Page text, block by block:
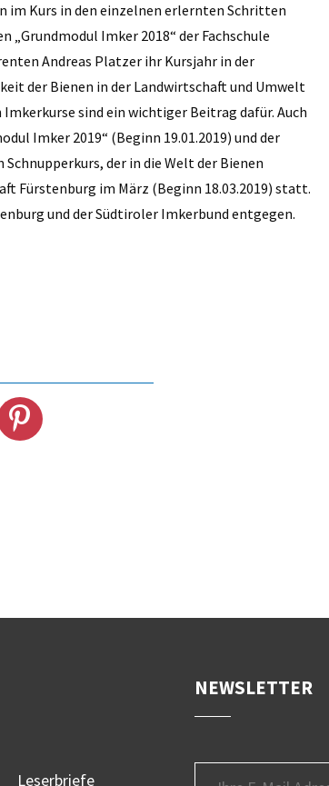
im Kurs in den einzelnen erlernten Schritten
Imker 2018“ der Fachschule
Andreas Platzer ihr Kursjahr in der
der Bienen in der Landwirtschaft und Umwelt
sind ein wichtiger Beitrag dafür. Auch
Imker 2019“ (Beginn 19.01.2019) und der
der in die Welt der Bienen
Fürstenburg im März (Beginn 18.03.2019) statt.
und der Südtiroler Imkerbund entgegen.
Leserbriefe
NEWSLETTER